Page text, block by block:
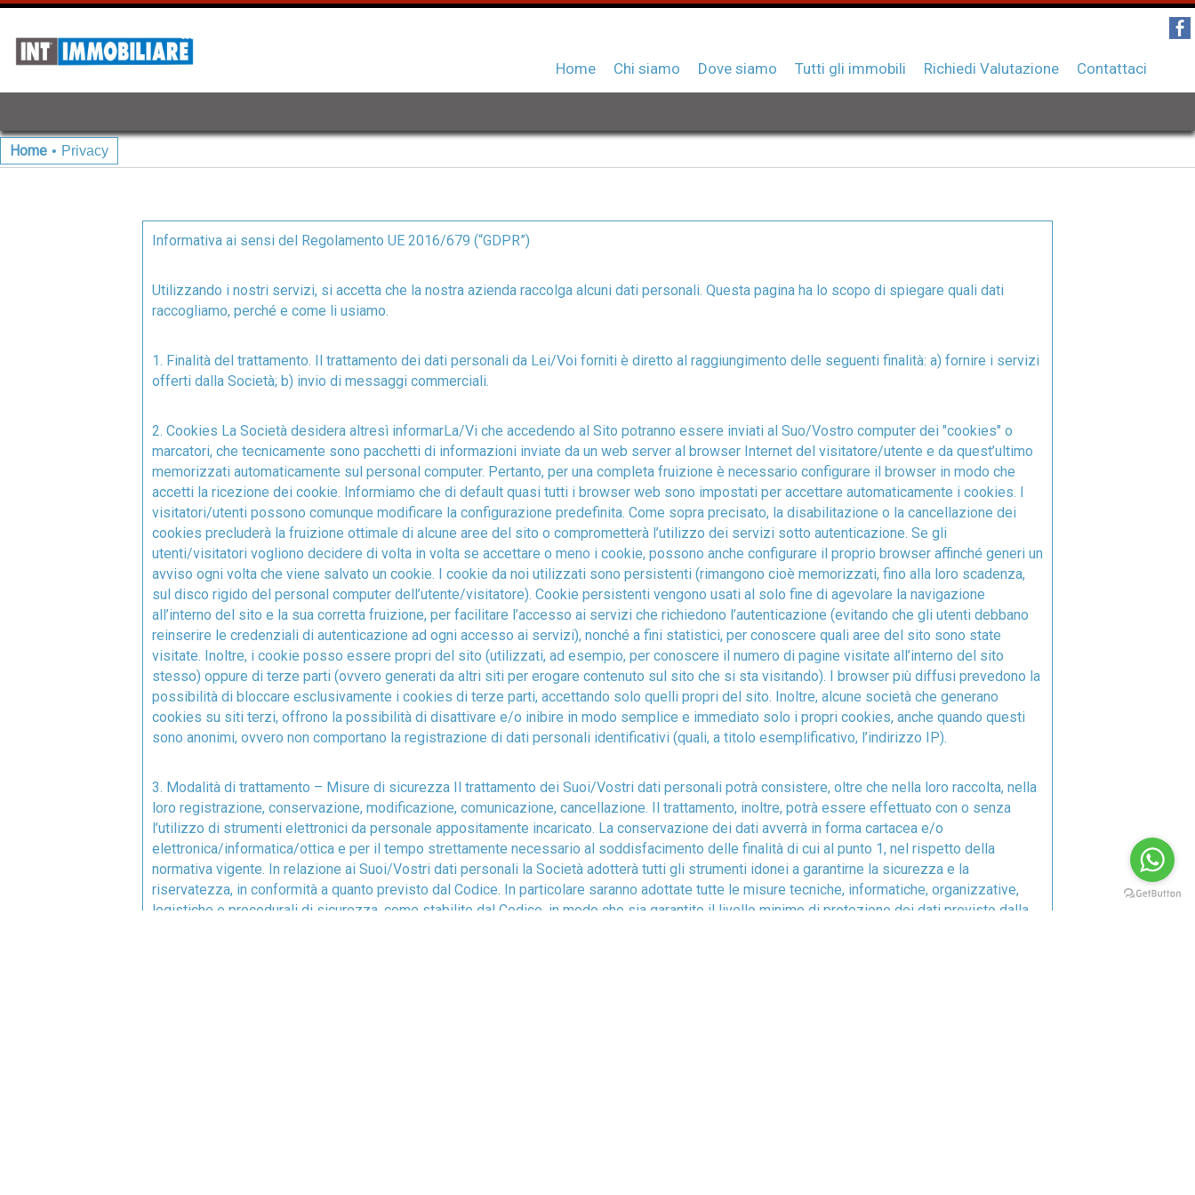
Home Chi siamo Dove siamo Tutti gli immobili Richiedi Valutazione Contattaci
Home • Privacy
Informativa ai sensi del Regolamento UE 2016/679 (“GDPR”)
Utilizzando i nostri servizi, si accetta che la nostra azienda raccolga alcuni dati personali. Questa pagina ha lo scopo di spiegare quali dati
raccogliamo, perché e come li usiamo.
1. Finalità del trattamento. Il trattamento dei dati personali da Lei/Voi forniti è diretto al raggiungimento delle seguenti finalità: a) fornire i servizi
offerti dalla Società; b) invio di messaggi commerciali.
2. Cookies La Società desidera altresì informarLa/Vi che accedendo al Sito potranno essere inviati al Suo/Vostro computer dei "cookies" o
marcatori, che tecnicamente sono pacchetti di informazioni inviate da un web server al browser Internet del visitatore/utente e da quest’ultimo
memorizzati automaticamente sul personal computer. Pertanto, per una completa fruizione è necessario configurare il browser in modo che
accetti la ricezione dei cookie. Informiamo che di default quasi tutti i browser web sono impostati per accettare automaticamente i cookies. I
visitatori/utenti possono comunque modificare la configurazione predefinita. Come sopra precisato, la disabilitazione o la cancellazione dei
cookies precluderà la fruizione ottimale di alcune aree del sito o comprometterà l’utilizzo dei servizi sotto autenticazione. Se gli
utenti/visitatori vogliono decidere di volta in volta se accettare o meno i cookie, possono anche configurare il proprio browser affinché generi un
avviso ogni volta che viene salvato un cookie. I cookie da noi utilizzati sono persistenti (rimangono cioè memorizzati, fino alla loro scadenza,
sul disco rigido del personal computer dell’utente/visitatore). Cookie persistenti vengono usati al solo fine di agevolare la navigazione
all’interno del sito e la sua corretta fruizione, per facilitare l’accesso ai servizi che richiedono l’autenticazione (evitando che gli utenti debbano
reinserire le credenziali di autenticazione ad ogni accesso ai servizi), nonché a fini statistici, per conoscere quali aree del sito sono state
visitate. Inoltre, i cookie posso essere propri del sito (utilizzati, ad esempio, per conoscere il numero di pagine visitate all’interno del sito
stesso) oppure di terze parti (ovvero generati da altri siti per erogare contenuto sul sito che si sta visitando). I browser più diffusi prevedono la
possibilità di bloccare esclusivamente i cookies di terze parti, accettando solo quelli propri del sito. Inoltre, alcune società che generano
cookies su siti terzi, offrono la possibilità di disattivare e/o inibire in modo semplice e immediato solo i propri cookies, anche quando questi
sono anonimi, ovvero non comportano la registrazione di dati personali identificativi (quali, a titolo esemplificativo, l’indirizzo IP).
3. Modalità di trattamento – Misure di sicurezza Il trattamento dei Suoi/Vostri dati personali potrà consistere, oltre che nella loro raccolta, nella
loro registrazione, conservazione, modificazione, comunicazione, cancellazione. Il trattamento, inoltre, potrà essere effettuato con o senza
l’utilizzo di strumenti elettronici da personale appositamente incaricato. La conservazione dei dati avverrà in forma cartacea e/o
elettronica/informatica/ottica e per il tempo strettamente necessario al soddisfacimento delle finalità di cui al punto 1, nel rispetto della
normativa vigente. In relazione ai Suoi/Vostri dati personali la Società adotterà tutti gli strumenti idonei a garantirne la sicurezza e la
riservatezza, in conformità a quanto previsto dal Codice. In particolare saranno adottate tutte le misure tecniche, informatiche, organizzative,
logistiche e procedurali di sicurezza, come stabilite dal Codice, in modo che sia garantito il livello minimo di protezione dei dati previsto dalla